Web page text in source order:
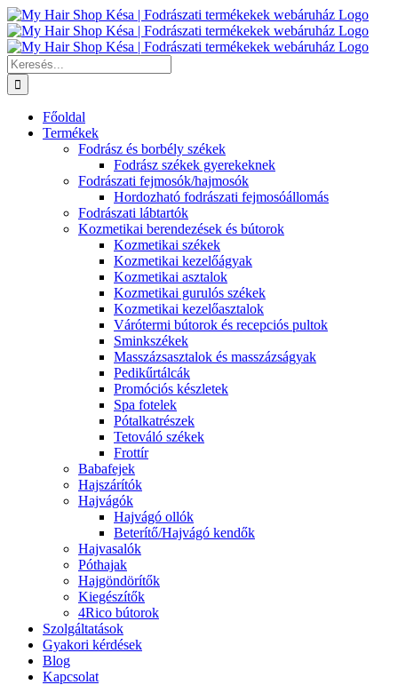
Kihagyás
Keresés...
Főoldal
Termékek
Fodrász és borbély székek
Fodrász székek gyerekeknek
Fodrászati fejmosók/hajmosók
Hordozható fodrászati fejmosóállomás
Fodrászati lábtartók
Kozmetikai berendezések és bútorok
Kozmetikai székek
Kozmetikai kezelőágyak
Kozmetikai asztalok
Kozmetikai gurulós székek
Kozmetikai kezelőasztalok
Várótermi bútorok és recepciós pultok
Sminkszékek
Masszázsasztalok és masszázságyak
Pedikűrtálcák
Promóciós készletek
Spa fotelek
Pótalkatrészek
Tetováló székek
Frottír
Babafejek
Hajszárítók
Hajvágók
Hajvágó ollók
Beterítő/Hajvágó kendők
Hajvasalók
Póthajak
Hajgöndörítők
Kiegészítők
4Rico bútorok
Szolgáltatások
Gyakori kérdések
Blog
Kapcsolat